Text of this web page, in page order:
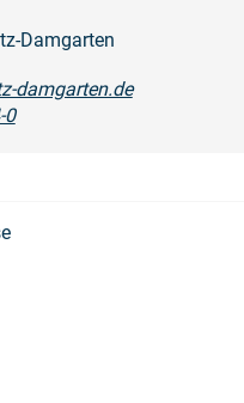
Damgarten
damgarten.de
0